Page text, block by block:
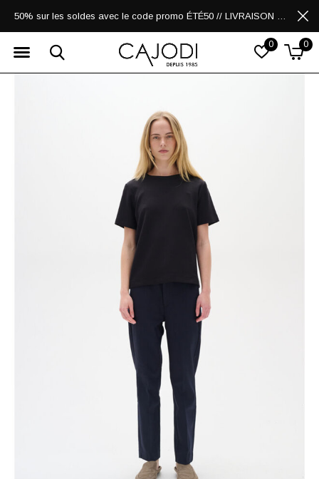
0 0
50% sur les soldes avec le code promo ÉTÉ50 // LIVRAISON GRATUITE POUR LES ACHATS DE 250$ ET PLUS